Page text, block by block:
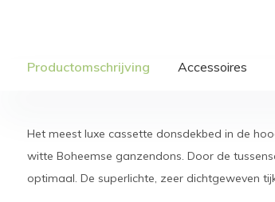
Productomschrijving Accessoires
Het meest luxe cassette donsdekbed in de
witte Boheemse ganzendons. Door de
optimaal. De superlichte, zeer dichtgeweven